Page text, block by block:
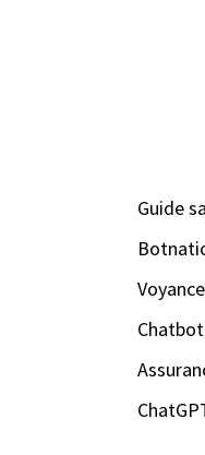
Guide
Chatbot